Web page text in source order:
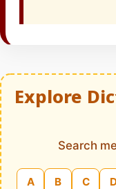
Explore
Search
A B C